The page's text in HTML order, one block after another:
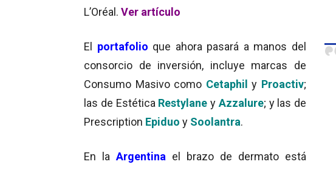
L’Oréal. Ver artículo
El portafolio que ahora pasará a manos del
consorcio de inversión, incluye marcas de
Consumo Masivo como Cetaphil y Proactiv;
las de Estética Restylane y Azzalure; y las de
Prescription Epiduo y Soolantra.
En la Argentina el brazo de dermato está